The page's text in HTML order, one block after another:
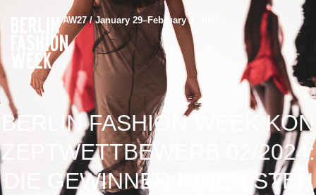
AW27 / January 29–February 1, 2027
BERLIN FASHION WEEK KON
ZEPTWETTBEWERB 02/2024:
DIE GEWINNER:INNEN STEH